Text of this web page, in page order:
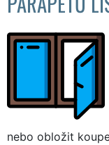
nebo obložit